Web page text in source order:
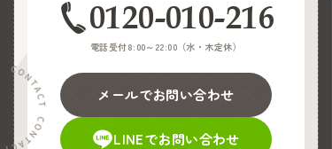
0120-010-216
電話受付8:00～22:00（水・木定休）
メールでお問い合わせ
LINEでお問い合わせ